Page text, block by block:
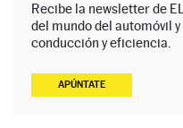
Recibe la newsletter de
del mundo del automóvil
conducción y eficiencia.
APÚNTATE